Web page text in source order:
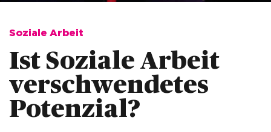
Soziale Arbeit
Ist Soziale Arbeit
verschwendetes
Potenzial?